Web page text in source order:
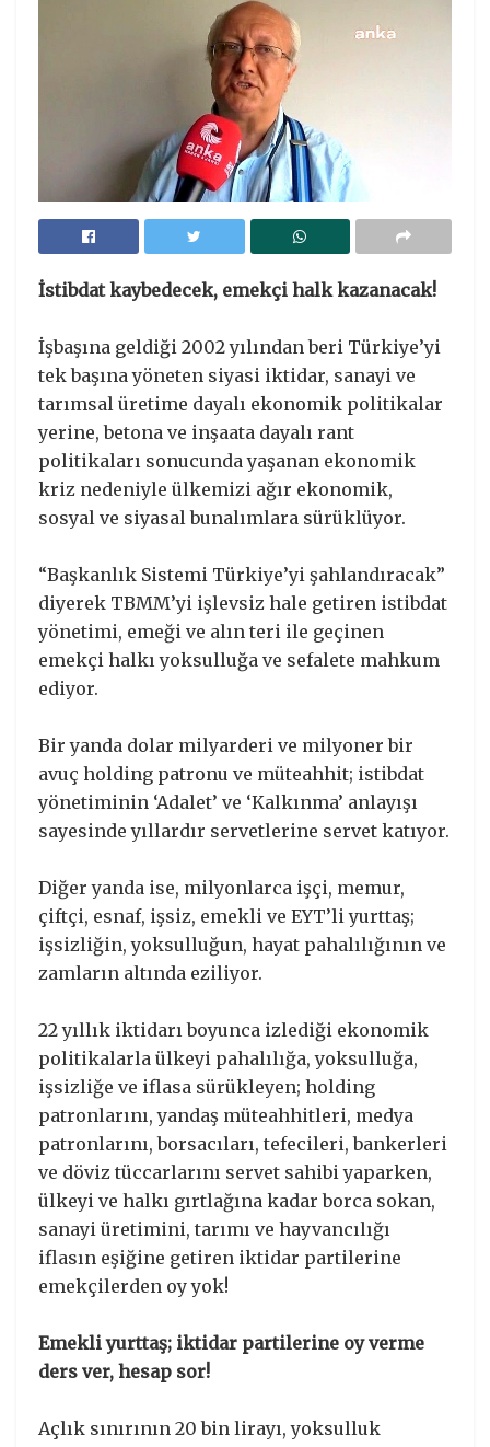
İstibdat kaybedecek, emekçi halk kazanacak!
İşbaşına geldiği 2002 yılından beri Türkiye’yi
tek başına yöneten siyasi iktidar, sanayi ve
tarımsal üretime dayalı ekonomik politikalar
yerine, betona ve inşaata dayalı rant
politikaları sonucunda yaşanan ekonomik
kriz nedeniyle ülkemizi ağır ekonomik,
sosyal ve siyasal bunalımlara sürüklüyor.
“Başkanlık Sistemi Türkiye’yi şahlandıracak”
diyerek TBMM’yi işlevsiz hale getiren istibdat
yönetimi, emeği ve alın teri ile geçinen
emekçi halkı yoksulluğa ve sefalete mahkum
ediyor.
Bir yanda dolar milyarderi ve milyoner bir
avuç holding patronu ve müteahhit; istibdat
yönetiminin ‘Adalet’ ve ‘Kalkınma’ anlayışı
sayesinde yıllardır servetlerine servet katıyor.
Diğer yanda ise, milyonlarca işçi, memur,
çiftçi, esnaf, işsiz, emekli ve EYT’li yurttaş;
işsizliğin, yoksulluğun, hayat pahalılığının ve
zamların altında eziliyor.
22 yıllık iktidarı boyunca izlediği ekonomik
politikalarla ülkeyi pahalılığa, yoksulluğa,
işsizliğe ve iflasa sürükleyen; holding
patronlarını, yandaş müteahhitleri, medya
patronlarını, borsacıları, tefecileri, bankerleri
ve döviz tüccarlarını servet sahibi yaparken,
ülkeyi ve halkı gırtlağına kadar borca sokan,
sanayi üretimini, tarımı ve hayvancılığı
iflasın eşiğine getiren iktidar partilerine
emekçilerden oy yok!
Emekli yurttaş; iktidar partilerine oy verme
ders ver, hesap sor!
Açlık sınırının 20 bin lirayı, yoksulluk